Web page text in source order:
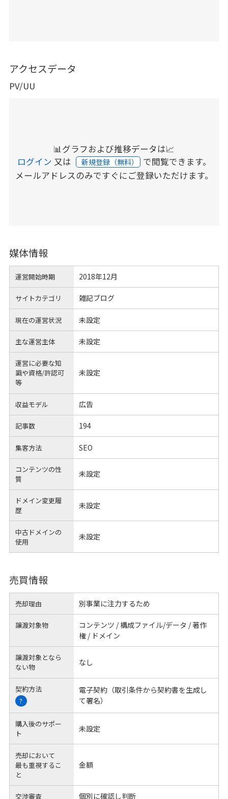
アクセスデータ
PV/UU
📊グラフおよび推移データは📈
ログイン 又は 新規登録（無料） で閲覧できます。
メールアドレスのみですぐにご登録いただけます。
媒体情報
運営開始時期 2018年12月
サイトカテゴリ 雑記ブログ
現在の運営状況 未設定
主な運営主体 未設定
運営に必要な知
識や資格/許認可
等
未設定
収益モデル 広告
記事数 194
集客方法 SEO
コンテンツの性
質
未設定
ドメイン変更履
歴
未設定
中古ドメインの
使用
未設定
売買情報
売却理由 別事業に注力するため
譲渡対象物
コンテンツ / 構成ファイル/データ / 著作
権 / ドメイン
譲渡対象となら
ない物
なし
契約方法
?
電子契約（取引条件から契約書を生成し
て署名）
購入後のサポー
ト
未設定
売却において
最も重視するこ
と
金額
交渉審査 個別に確認し判断